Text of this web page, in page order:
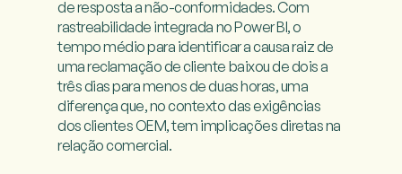
de resposta a não-conformidades. Com
rastreabilidade integrada no Power BI, o
tempo médio para identificar a causa raiz de
uma reclamação de cliente baixou de dois a
três dias para menos de duas horas, uma
diferença que, no contexto das exigências
dos clientes OEM, tem implicações diretas na
relação comercial.